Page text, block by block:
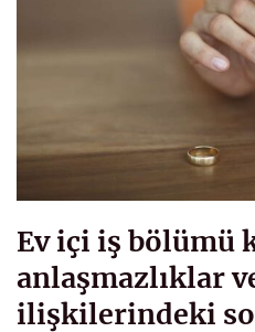
Ev içi iş bölümü
anlaşmazlıklar
ilişkilerindeki